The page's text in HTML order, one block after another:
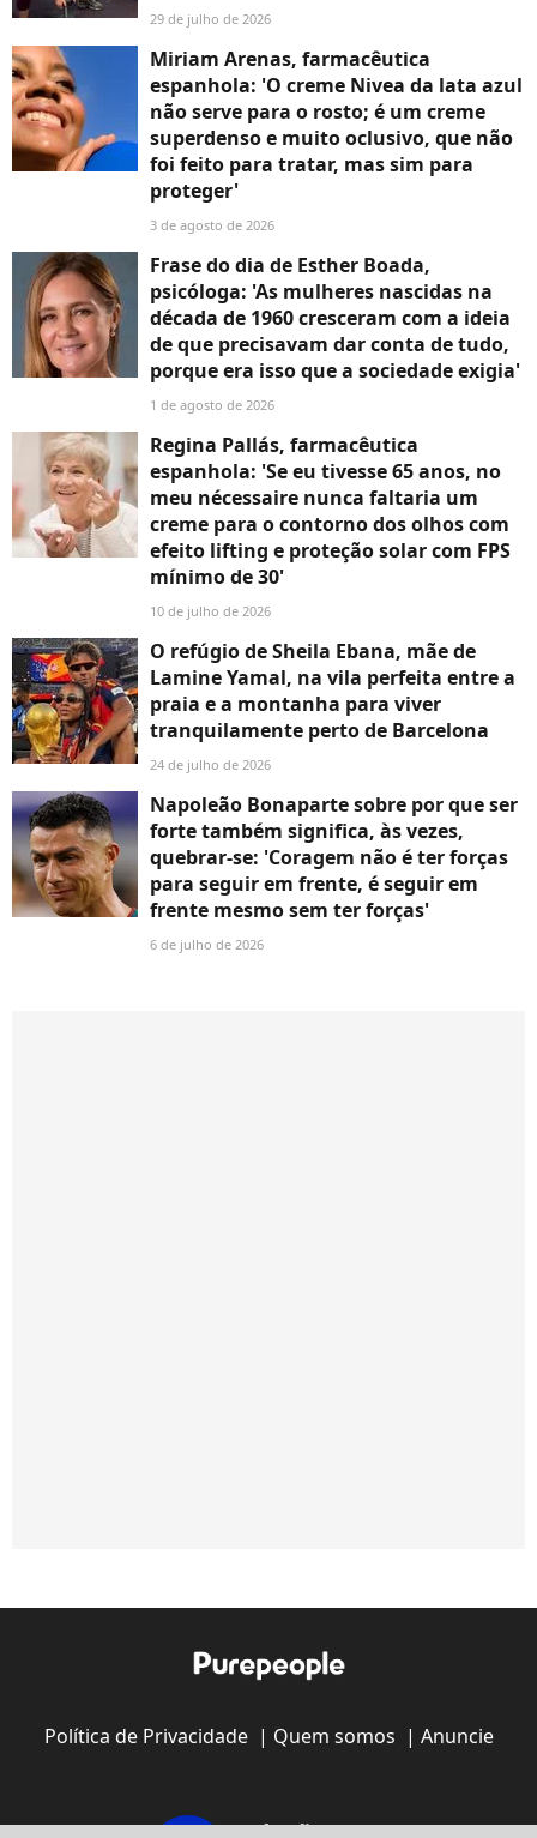
29 de julho de 2026
Miriam Arenas, farmacêutica
espanhola: 'O creme Nivea da lata azul
não serve para o rosto; é um creme
superdenso e muito oclusivo, que não
foi feito para tratar, mas sim para
proteger'
3 de agosto de 2026
Frase do dia de Esther Boada,
psicóloga: 'As mulheres nascidas na
década de 1960 cresceram com a ideia
de que precisavam dar conta de tudo,
porque era isso que a sociedade exigia'
1 de agosto de 2026
Regina Pallás, farmacêutica
espanhola: 'Se eu tivesse 65 anos, no
meu nécessaire nunca faltaria um
creme para o contorno dos olhos com
efeito lifting e proteção solar com FPS
mínimo de 30'
10 de julho de 2026
O refúgio de Sheila Ebana, mãe de
Lamine Yamal, na vila perfeita entre a
praia e a montanha para viver
tranquilamente perto de Barcelona
24 de julho de 2026
Napoleão Bonaparte sobre por que ser
forte também significa, às vezes,
quebrar-se: 'Coragem não é ter forças
para seguir em frente, é seguir em
frente mesmo sem ter forças'
6 de julho de 2026
Política de Privacidade| Quem somos | Anuncie